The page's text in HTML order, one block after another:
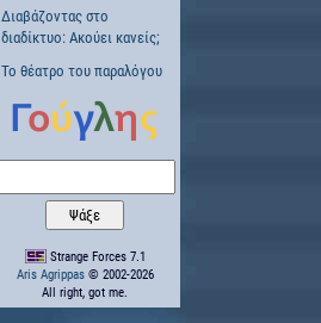
Διαβάζοντας στο
διαδίκτυο: Ακούει κανείς;
Το θέατρο του παραλόγου
Strange Forces 7.1
Aris Agrippas© 2002-2026
All right, got me.